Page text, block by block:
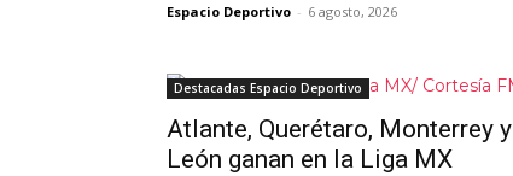
Espacio Deportivo - 6 agosto, 2026
Destacadas Espacio Deportivo
Atlante, Querétaro, Monterrey y
León ganan en la Liga MX